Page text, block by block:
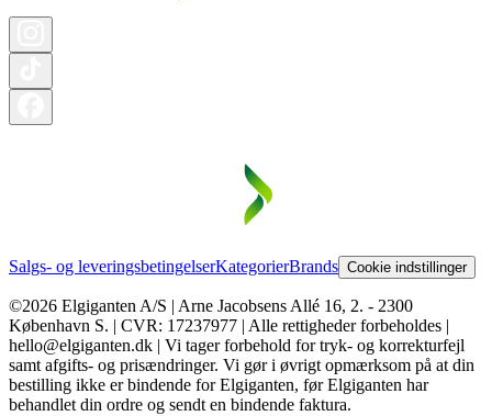
Salgs- og leveringsbetingelserKategorierBrands Cookie indstillinger
©2026 Elgiganten A/S | Arne Jacobsens Allé 16, 2. - 2300
København S. | CVR: 17237977 | Alle rettigheder forbeholdes |
hello@elgiganten.dk | Vi tager forbehold for tryk- og korrekturfejl
samt afgifts- og prisændringer. Vi gør i øvrigt opmærksom på at din
bestilling ikke er bindende for Elgiganten, før Elgiganten har
behandlet din ordre og sendt en bindende faktura.